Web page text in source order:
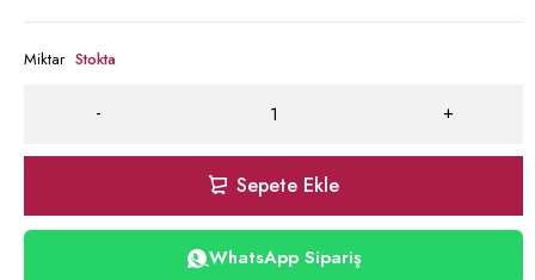
Miktar Stokta
Sepete Ekle
WhatsApp Sipariş